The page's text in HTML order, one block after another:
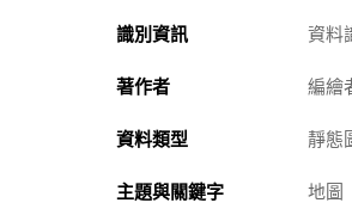
識別資訊 資料
著作者 編繪
資料類型 靜態
主題與關鍵字 地圖